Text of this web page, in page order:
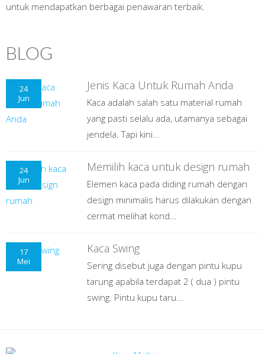
untuk mendapatkan berbagai penawaran terbaik.
BLOG
24
Jun
Jenis Kaca Untuk Rumah Anda
Kaca adalah salah satu material rumah
yang pasti selalu ada, utamanya sebagai
jendela. Tapi kini...
24
Jun
Memilih kaca untuk design rumah
Elemen kaca pada diding rumah dengan
design minimalis harus dilakukan dengan
cermat melihat kond...
17
Mei
Kaca Swing
Sering disebut juga dengan pintu kupu
tarung apabila terdapat 2 ( dua ) pintu
swing. Pintu kupu taru...